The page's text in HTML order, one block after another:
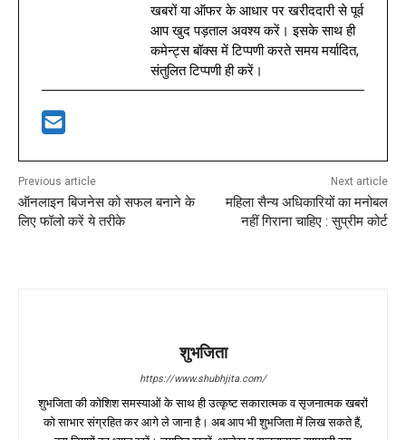
खबरों या ऑफर के आधार पर खरीददारी से पूर्व
आप खुद पड़ताल अवश्य करें। इसके साथ ही
कमेन्ट्स बॉक्स में टिप्पणी करते समय मर्यादित,
संतुलित टिप्पणी ही करें।
Previous article
ऑनलाइन बिजनेस को सफल बनाने के
लिए फॉलो करें ये तरीके
Next article
महिला सैन्य अधिकारियों का मनोबल
नहीं गिराना चाहिए : सुप्रीम कोर्ट
शुभजिता
https://www.shubhjita.com/
शुभजिता की कोशिश समस्याओं के साथ ही उत्कृष्ट सकारात्मक व सृजनात्मक खबरों
को साभार संग्रहित कर आगे ले जाना है। अब आप भी शुभजिता में लिख सकते हैं,